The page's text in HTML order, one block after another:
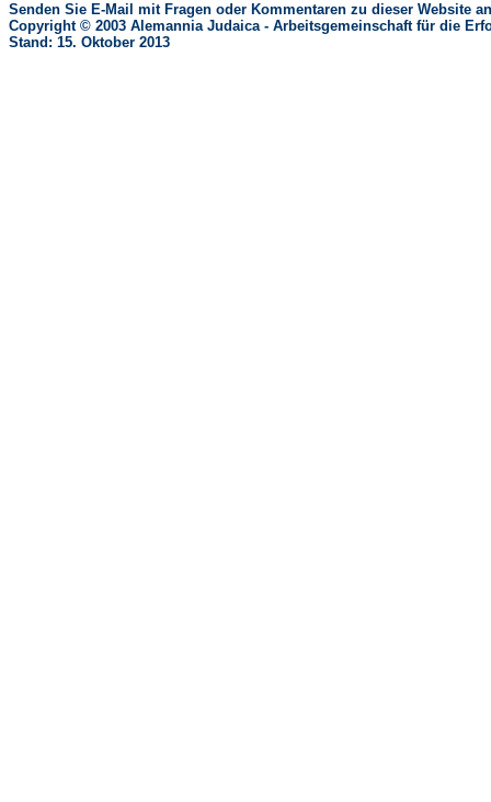
Senden Sie E-Mail mit Fragen oder Kommentaren zu dieser Website
Copyright © 2003 Alemannia Judaica - Arbeitsgemeinschaft für die
Stand: 15. Oktober 2013